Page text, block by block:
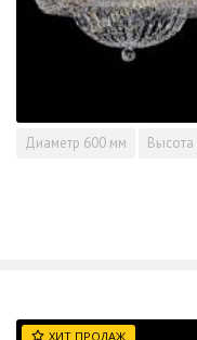
Диаметр 600 мм Высота
ХИТ ПРОДАЖ